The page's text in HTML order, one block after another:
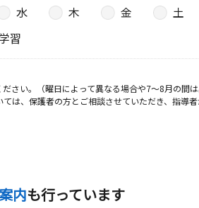
水 木 金
土
習
い。（曜日によって異なる場合や7～8月の間は
、保護者の方とご相談させていただき、指導者
内も行っています